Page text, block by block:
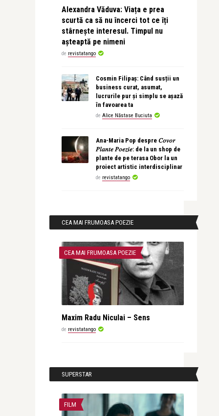
Alexandra Văduva: Viața e prea
scurtă ca să nu încerci tot ce îți
stârnește interesul. Timpul nu
așteaptă pe nimeni
de revistatango
Cosmin Filipaș: Când susții un
business curat, asumat,
lucrurile pur și simplu se așază
în favoarea ta
de Alice Năstase Buciuta
Ana-Maria Pop despre 𝐶𝑜𝑣𝑜𝑟
𝑃𝑙𝑎𝑛𝑡𝑒 𝑃𝑜𝑒𝑧𝑖𝑒: de la un shop de
plante de pe terasa Obor la un
proiect artistic interdisciplinar
de revistatango
CEA MAI FRUMOASA POEZIE
CEA MAI FRUMOASA POEZIE
Maxim Radu Niculai – Sens
de revistatango
SUPERSTAR
FILM